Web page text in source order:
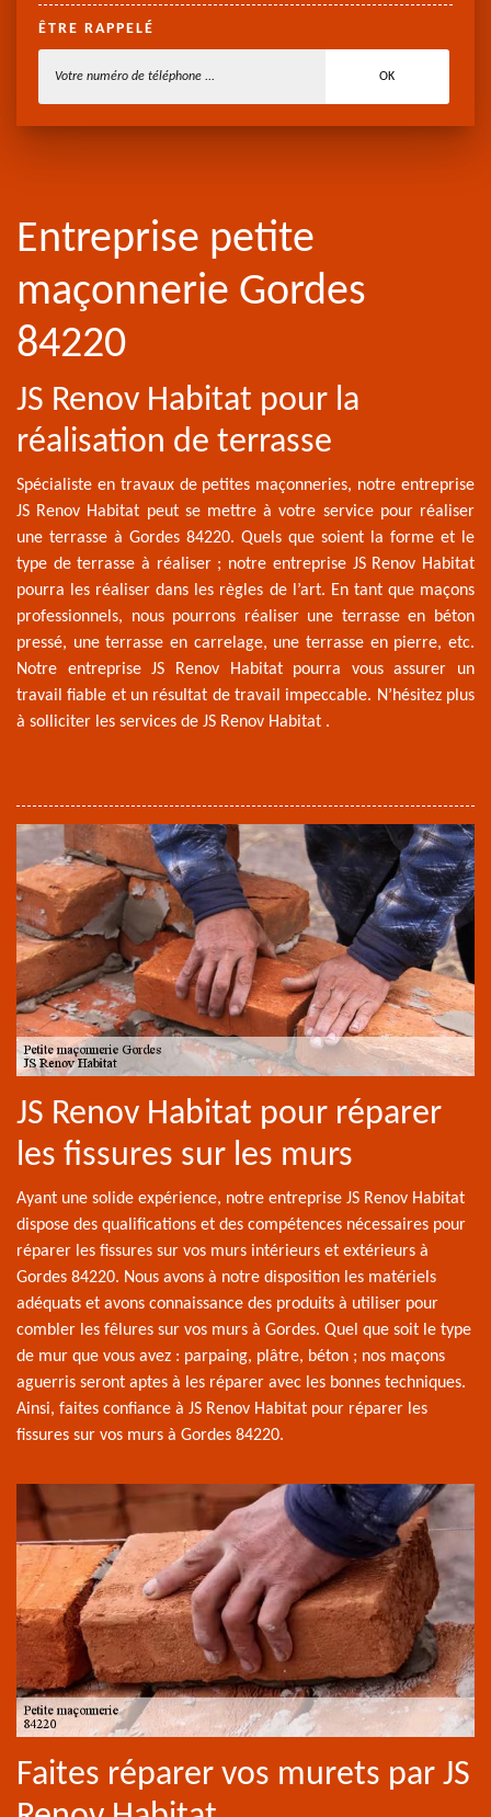
ÊTRE RAPPELÉ
Entreprise petite
maçonnerie Gordes
84220
JS Renov Habitat pour la
réalisation de terrasse
Spécialiste en travaux de petites maçonneries, notre entreprise
JS Renov Habitat peut se mettre à votre service pour réaliser
une terrasse à Gordes 84220. Quels que soient la forme et le
type de terrasse à réaliser ; notre entreprise JS Renov Habitat
pourra les réaliser dans les règles de l’art. En tant que maçons
professionnels, nous pourrons réaliser une terrasse en béton
pressé, une terrasse en carrelage, une terrasse en pierre, etc.
Notre entreprise JS Renov Habitat pourra vous assurer un
travail fiable et un résultat de travail impeccable. N’hésitez plus
à solliciter les services de JS Renov Habitat .
JS Renov Habitat pour réparer
les fissures sur les murs
Ayant une solide expérience, notre entreprise JS Renov Habitat
dispose des qualifications et des compétences nécessaires pour
réparer les fissures sur vos murs intérieurs et extérieurs à
Gordes 84220. Nous avons à notre disposition les matériels
adéquats et avons connaissance des produits à utiliser pour
combler les fêlures sur vos murs à Gordes. Quel que soit le type
de mur que vous avez : parpaing, plâtre, béton ; nos maçons
aguerris seront aptes à les réparer avec les bonnes techniques.
Ainsi, faites confiance à JS Renov Habitat pour réparer les
fissures sur vos murs à Gordes 84220.
Faites réparer vos murets par JS